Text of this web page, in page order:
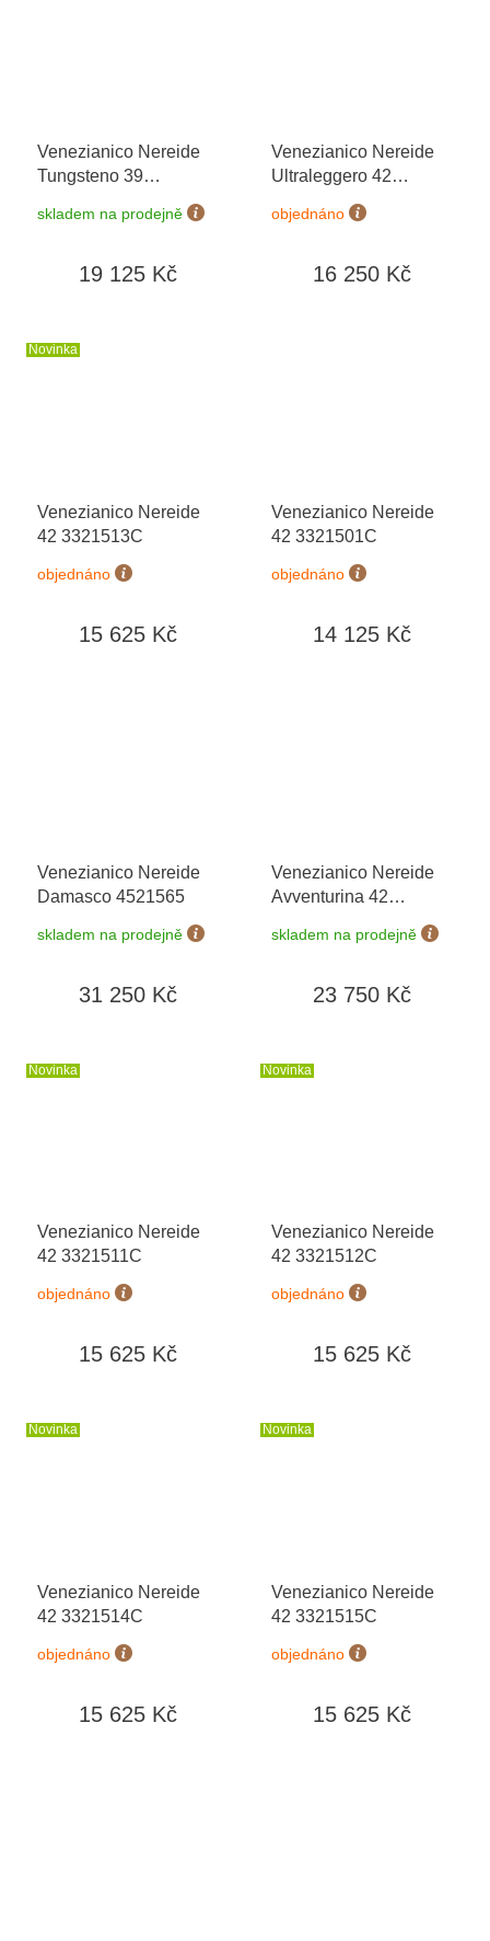
Venezianico Nereide
Tungsteno 39
skladem na prodejně
19 125 Kč
Venezianico Nereide
Ultraleggero 42
objednáno
16 250 Kč
Novinka
Venezianico Nereide
42 3321513C
objednáno
15 625 Kč
Venezianico Nereide
42 3321501C
objednáno
14 125 Kč
Venezianico Nereide
Damasco 4521565
skladem na prodejně
31 250 Kč
Venezianico Nereide
Avventurina 42
skladem na prodejně
23 750 Kč
Novinka
Venezianico Nereide
42 3321511C
objednáno
15 625 Kč
Novinka
Venezianico Nereide
42 3321512C
objednáno
15 625 Kč
Novinka
Venezianico Nereide
42 3321514C
objednáno
15 625 Kč
Novinka
Venezianico Nereide
42 3321515C
objednáno
15 625 Kč